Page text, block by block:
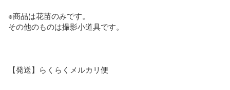
※商品は花苗のみです。
その他のものは撮影小道具です。
【発送】らくらくメルカリ便